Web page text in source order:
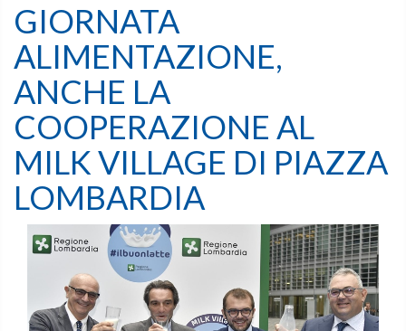
GIORNATA
ALIMENTAZIONE,
ANCHE LA
COOPERAZIONE AL
MILK VILLAGE DI PIAZZA
LOMBARDIA